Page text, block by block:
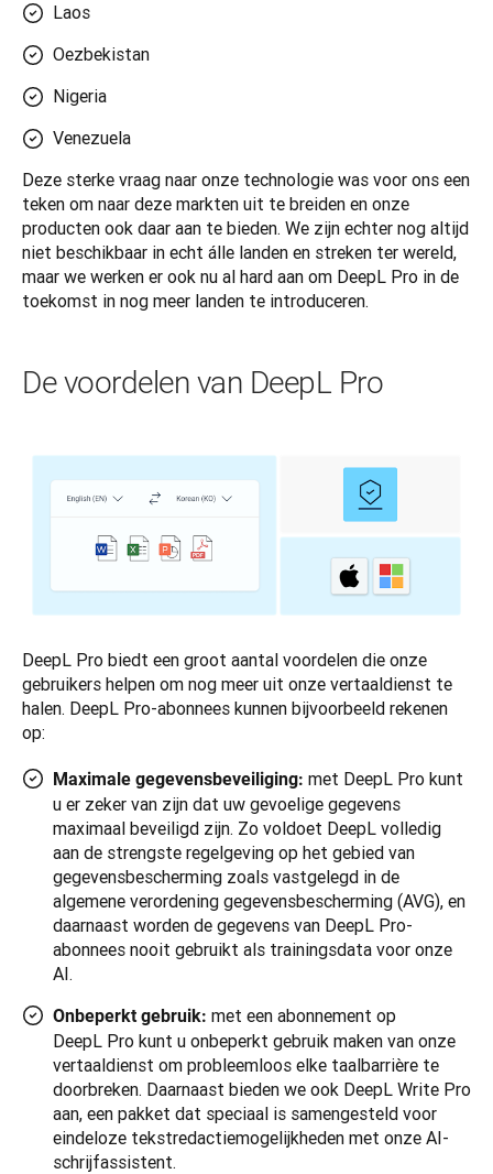
Laos
Oezbekistan
Nigeria
Venezuela
Deze sterke vraag naar onze technologie was voor ons een
teken om naar deze markten uit te breiden en onze
producten ook daar aan te bieden. We zijn echter nog altijd
niet beschikbaar in echt álle landen en streken ter wereld,
maar we werken er ook nu al hard aan om DeepL Pro in de
toekomst in nog meer landen te introduceren.
De voordelen van DeepL Pro
DeepL Pro biedt een groot aantal voordelen die onze
gebruikers helpen om nog meer uit onze vertaaldienst te
halen. DeepL Pro-abonnees kunnen bijvoorbeeld rekenen
op:
Maximale gegevensbeveiliging: met DeepL Pro kunt
u er zeker van zijn dat uw gevoelige gegevens
maximaal beveiligd zijn. Zo voldoet DeepL volledig
aan de strengste regelgeving op het gebied van
gegevensbescherming zoals vastgelegd in de
algemene verordening gegevensbescherming (AVG), en
daarnaast worden de gegevens van DeepL Pro-
abonnees nooit gebruikt als trainingsdata voor onze
AI.
Onbeperkt gebruik: met een abonnement op
DeepL Pro kunt u onbeperkt gebruik maken van onze
vertaaldienst om probleemloos elke taalbarrière te
doorbreken. Daarnaast bieden we ook DeepL Write Pro
aan, een pakket dat speciaal is samengesteld voor
eindeloze tekstredactiemogelijkheden met onze AI-
schrijfassistent.